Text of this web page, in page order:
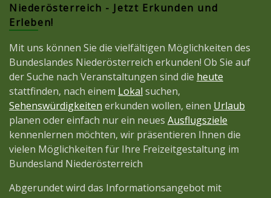
Niederösterreich - Jetzt Erkunden und
Erleben!
Mit uns können Sie die vielfältigen Möglichkeiten des
Bundeslandes Niederösterreich erkunden! Ob Sie auf
der Suche nach Veranstaltungen sind die heute
stattfinden, nach einem Lokal suchen,
Sehenswürdigkeiten erkunden wollen, einen Urlaub
planen oder einfach nur ein neues Ausflugsziele
kennenlernen möchten, wir präsentieren Ihnen die
vielen Möglichkeiten für Ihre Freizeitgestaltung im
Bundesland Niederösterreich
Abgerundet wird das Informationsangebot mit